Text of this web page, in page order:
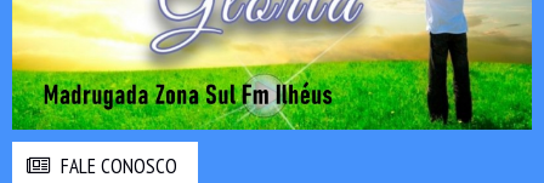
FALE CONOSCO